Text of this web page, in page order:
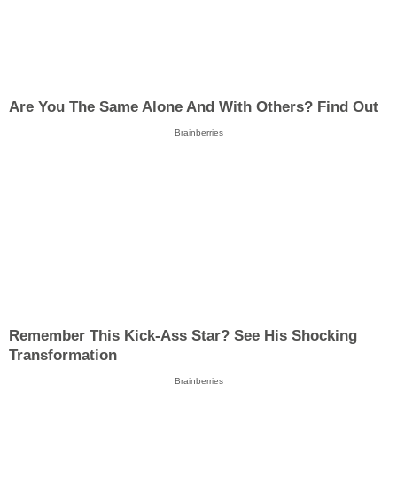
Are You The Same Alone And With Others? Find Out
Brainberries
Remember This Kick-Ass Star? See His Shocking
Transformation
Brainberries